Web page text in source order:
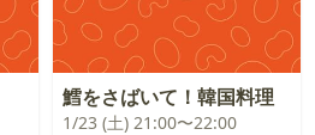
鱈をさばいて！韓国料理
1/23 (土) 21:00〜22:00